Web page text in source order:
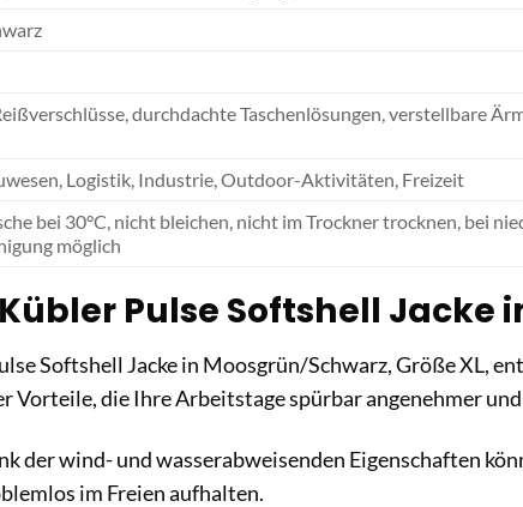
durchdachte Taschenlösungen, verstellbare
Logistik, Industrie, Outdoor-Aktivitäten, Freizeit
bei 30°C, nicht bleichen, nicht im Trockner trocknen, bei
möglich
Pulse Softshell Jacke
Softshell Jacke in Moosgrün/Schwarz, Größe XL,
Vorteile, die Ihre Arbeitstage spürbar angenehmer
der wind- und wasserabweisenden Eigenschaften
im Freien aufhalten.